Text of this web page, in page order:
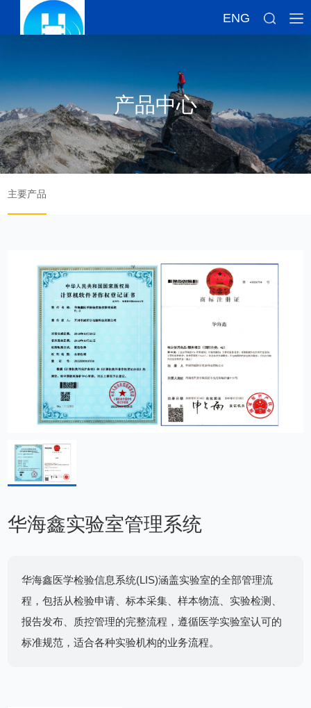
ENG
产品中心
主要产品
华海鑫实验室管理系统
华海鑫医学检验信息系统(LIS)涵盖实验室的全部管理流
程，包括从检验申请、标本采集、样本物流、实验检测、
报告发布、质控管理的完整流程，遵循医学实验室认可的
标准规范，适合各种实验机构的业务流程。